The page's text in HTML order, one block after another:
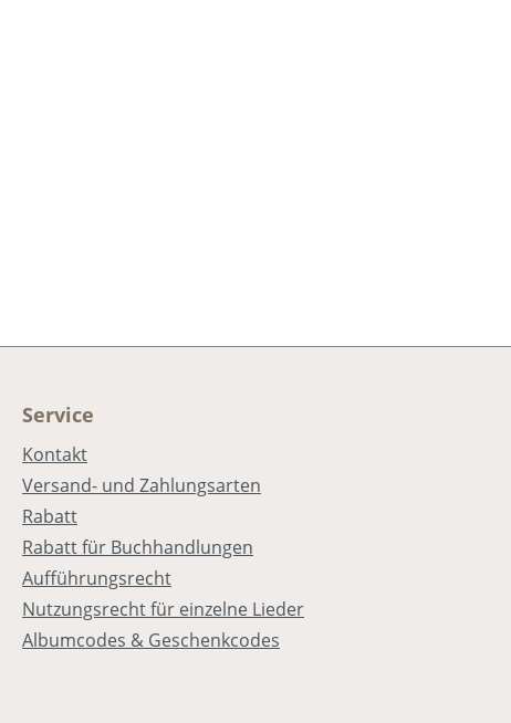
Service
Kontakt
Versand- und Zahlungsarten
Rabatt
Rabatt für Buchhandlungen
Aufführungsrecht
Nutzungsrecht für einzelne Lieder
Albumcodes & Geschenkcodes